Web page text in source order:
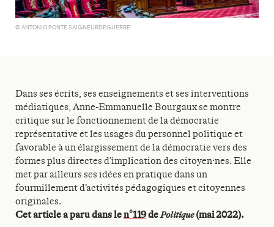
© ANTONIO PONTE SAIGNEURDEGUERRE
Dans ses écrits, ses enseignements et ses interventions
médiatiques, Anne-Emmanuelle Bourgaux se montre
critique sur le fonctionnement de la démocratie
représentative et les usages du personnel politique et
favorable à un élargissement de la démocratie vers des
formes plus directes d’implication des citoyen·nes. Elle
met par ailleurs ses idées en pratique dans un
fourmillement d’activités pédagogiques et citoyennes
originales.
Cet article a paru dans len°119dePolitique(mai 2022).